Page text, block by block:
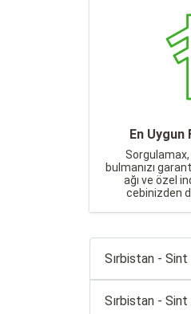
En
bulmanızı
ağı ve özel
cebinizden
Sırbistan -
Sırbistan -